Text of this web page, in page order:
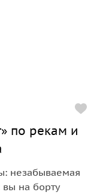
по рекам и
незабываемая
вы на борту